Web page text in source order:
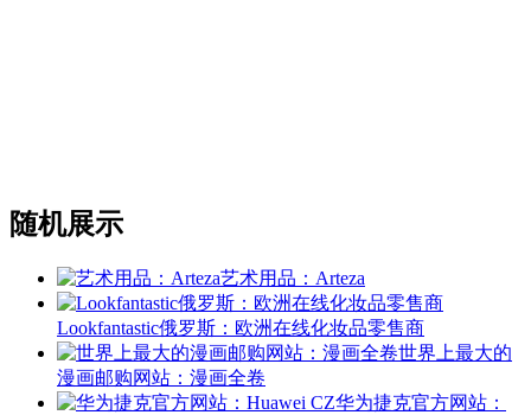
随机展示
艺术用品：Arteza
Lookfantastic俄罗斯：欧洲在线化妆品零售商
世界上最大的
漫画邮购网站：漫画全卷
华为捷克官方网站：